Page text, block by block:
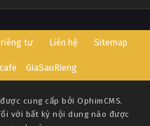
riêng tư Liên hệ Sitemap
GiaSauRieng
cung cấp bởi OphimCMS.
với bất kỳ nội dung nào được